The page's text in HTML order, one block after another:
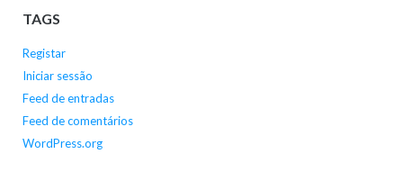
TAGS
Registar
Iniciar sessão
Feed de entradas
Feed de comentários
WordPress.org